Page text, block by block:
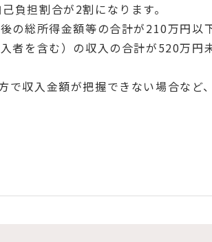
負担割合が2割になります。
の総所得金額等の合計が210万円以
者を含む）の収入の合計が520万円
収入金額が把握できない場合など